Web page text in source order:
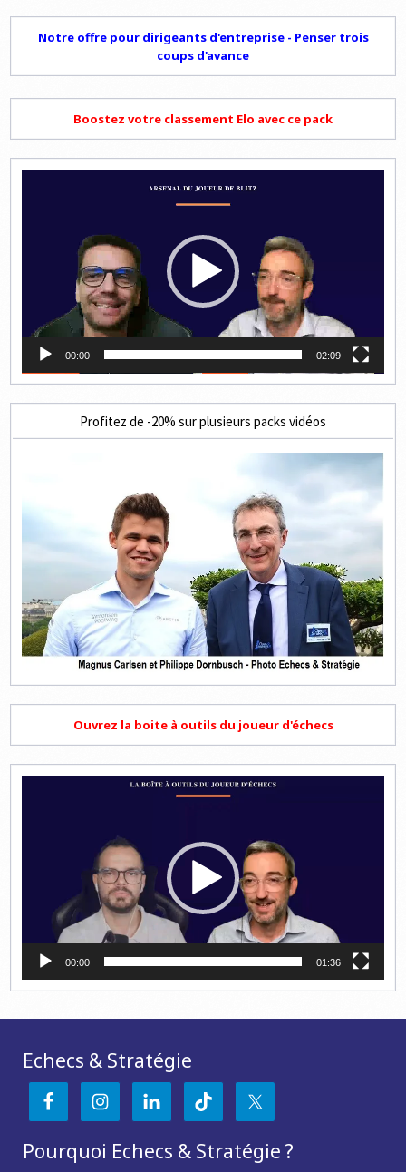
Notre offre pour dirigeants d'entreprise - Penser trois
coups d'avance
Boostez votre classement Elo avec ce pack
00:00 02:09
Profitez de -20% sur plusieurs packs vidéos
Ouvrez la boite à outils du joueur d'échecs
00:00 01:36
Echecs & Stratégie
Pourquoi Echecs & Stratégie ?